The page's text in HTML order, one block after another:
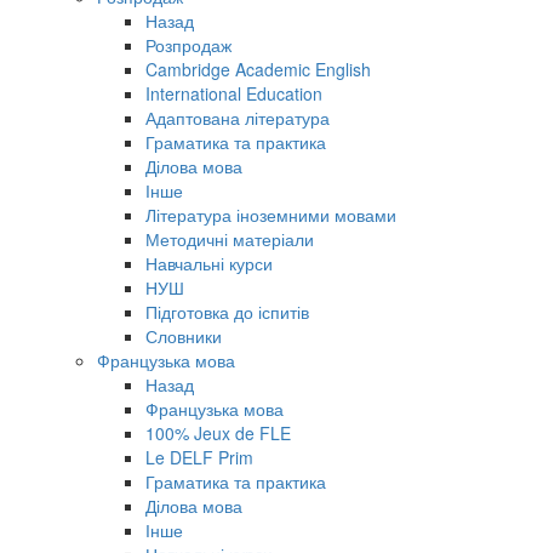
Назад
Розпродаж
Cambridge Academic English
International Education
Адаптована література
Граматика та практика
Ділова мова
Інше
Література іноземними мовами
Методичні матеріали
Навчальні курси
НУШ
Підготовка до іспитів
Словники
Французька мова
Назад
Французька мова
100% Jeux de FLE
Le DELF Prim
Граматика та практика
Ділова мова
Інше